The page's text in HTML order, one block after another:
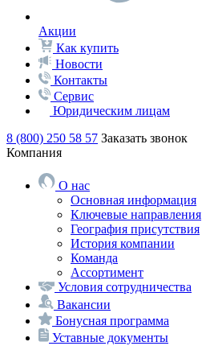
Акции
Как купить
Новости
Контакты
Сервис
Юридическим лицам
8 (800) 250 58 57 Заказать звонок
Компания
О нас
Основная информация
Ключевые направления
География присутствия
История компании
Команда
Ассортимент
Условия сотрудничества
Вакансии
Бонусная программа
Уставные документы